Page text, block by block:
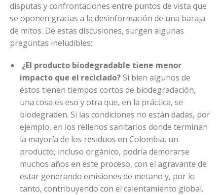
disputas y confrontaciones entre puntos de vista que
se oponen gracias a la desinformación de una baraja
de mitos. De estas discusiones, surgen algunas
preguntas ineludibles:
¿El producto biodegradable tiene menor
impacto que el reciclado?Si bien algunos de
éstos tienen tiempos cortos de biodegradación,
una cosa es eso y otra que, en la práctica, se
biodegraden. Si las condiciones no están dadas, por
ejemplo, en los rellenos sanitarios donde terminan
la mayoría de los residuos en Colombia, un
producto, incluso orgánico, podría demorarse
muchos años en este proceso, con el agravante de
estar generando emisiones de metano y, por lo
tanto, contribuyendo con el calentamiento global.